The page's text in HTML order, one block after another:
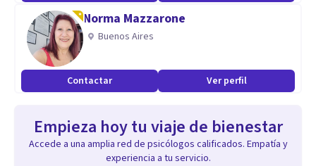
Norma Mazzarone
Buenos Aires
Contactar Ver perfil
Empieza hoy tu viaje de bienestar
Accede a una amplia red de psicólogos calificados. Empatía y
experiencia a tu servicio.